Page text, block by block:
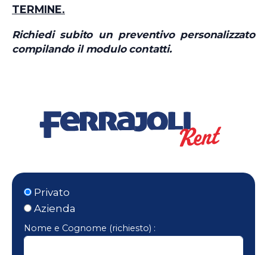
TERMINE.
Richiedi subito un preventivo personalizzato
compilando il modulo contatti.
Privato
Azienda
Nome e Cognome (richiesto) :